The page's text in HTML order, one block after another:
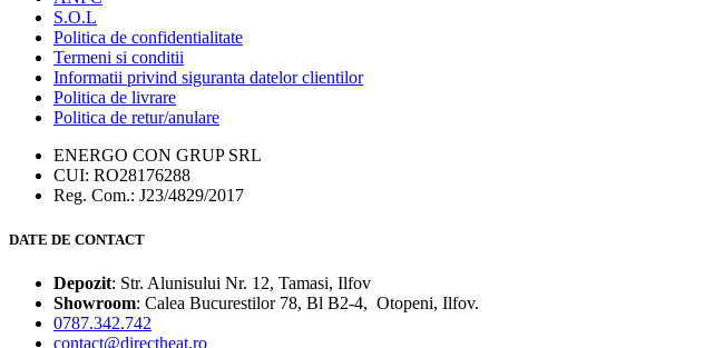
S.O.L
Politica de confidentialitate
Termeni si conditii
Informatii privind siguranta datelor clientilor
Politica de livrare
Politica de retur/anulare
ENERGO CON GRUP SRL
CUI: RO28176288
Reg. Com.: J23/4829/2017
DATE DE CONTACT
Depozit: Str. Alunisului Nr. 12, Tamasi, Ilfov
Showroom: Calea Bucurestilor 78, Bl B2-4, Otopeni, Ilfov.
0787.342.742
contact@directheat.ro